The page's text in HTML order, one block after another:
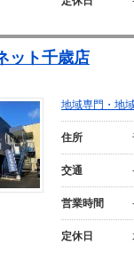
ット千歳店
地域専門・地
住所
交通
営業時間
定休日